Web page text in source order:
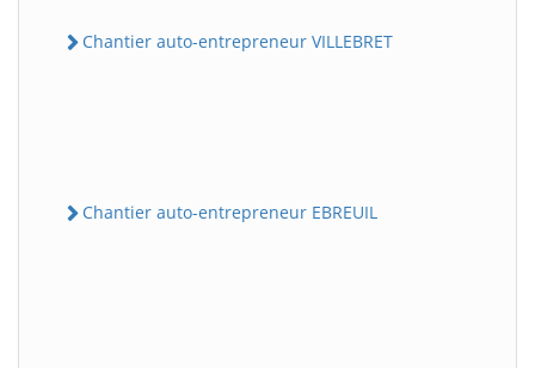
Chantier auto-entrepreneur VILLEBRET
Chantier auto-entrepreneur EBREUIL